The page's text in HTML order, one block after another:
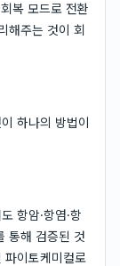
복 모드로 전환
해주는 것이 회
하나의 방법이
항암·항염·항
통해 검증된 것
파이토케미컬로